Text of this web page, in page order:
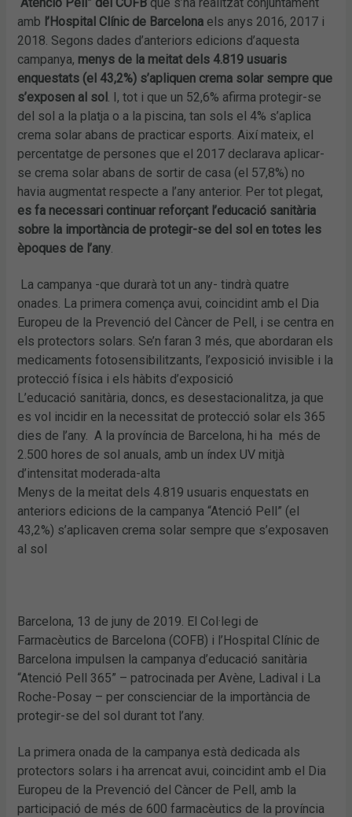
amb l’Hospital Clínic de Barcelona els anys 2016, 2017 i
2018. Segons dades d’anteriors edicions d’aquesta
campanya, menys de la meitat dels 4.819 usuaris
enquestats (el 43,2%) s’apliquen crema solar sempre que
s’exposen al sol. I, tot i que un 52,6% afirma protegir-se
del sol a la platja o a la piscina, tan sols el 4% s’aplica
crema solar abans de practicar esports. Així mateix, el
percentatge de persones que el 2017 declarava aplicar-
se crema solar abans de sortir de casa (el 57,8%) no
havia augmentat respecte a l’any anterior. Per tot plegat,
es fa necessari continuar reforçant l’educació sanitària
sobre la importància de protegir-se del sol en totes les
èpoques de l’any.
La campanya -que durarà tot un any- tindrà quatre
onades. La primera comença avui, coincidint amb el Dia
Europeu de la Prevenció del Càncer de Pell, i se centra en
els protectors solars. Se’n faran 3 més, que abordaran els
medicaments fotosensibilitzants, l’exposició invisible i la
protecció física i els hàbits d’exposició
L’educació sanitària, doncs, es desestacionalitza, ja que
es vol incidir en la necessitat de protecció solar els 365
dies de l’any. A la província de Barcelona, hi ha més de
2.500 hores de sol anuals, amb un índex UV mitjà
d’intensitat moderada-alta
Menys de la meitat dels 4.819 usuaris enquestats en
anteriors edicions de la campanya “Atenció Pell” (el
43,2%) s’aplicaven crema solar sempre que s’exposaven
al sol
Barcelona, 13 de juny de 2019. El Col·legi de
Farmacèutics de Barcelona (COFB) i l’Hospital Clínic de
Barcelona impulsen la campanya d’educació sanitària
“Atenció Pell 365” – patrocinada per Avène, Ladival i La
Roche-Posay – per conscienciar de la importància de
protegir-se del sol durant tot l’any.
La primera onada de la campanya està dedicada als
protectors solars i ha arrencat avui, coincidint amb el Dia
Europeu de la Prevenció del Càncer de Pell, amb la
participació de més de 600 farmacèutics de la província